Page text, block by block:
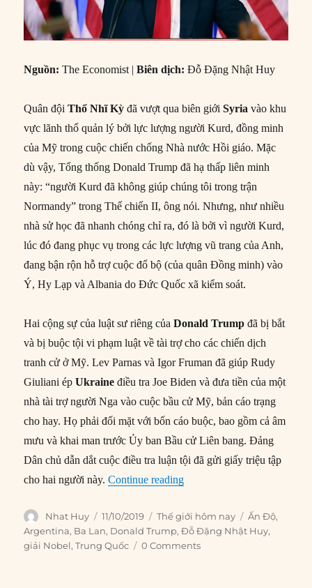
Nguồn: The Economist |Biên dịch: Đỗ Đặng Nhật Huy
Quân độiThổ Nhĩ Kỳ đã vượt qua biên giớiSyria vào khu
vực lãnh thổ quản lý bởi lực lượng người Kurd, đồng minh
của Mỹ trong cuộc chiến chống Nhà nước Hồi giáo. Mặc
dù vậy, Tổng thống Donald Trump đã hạ thấp liên minh
này: “người Kurd đã không giúp chúng tôi trong trận
Normandy” trong Thế chiến II, ông nói. Nhưng, như nhiều
nhà sử học đã nhanh chóng chỉ ra, đó là bởi vì người Kurd,
lúc đó đang phục vụ trong các lực lượng vũ trang của Anh,
đang bận rộn hỗ trợ cuộc đổ bộ (của quân Đồng minh) vào
Ý, Hy Lạp và Albania do Đức Quốc xã kiểm soát.
Hai cộng sự của luật sư riêng củaDonald Trump đã bị bắt
và bị buộc tội vi phạm luật về tài trợ cho các chiến dịch
tranh cử ở Mỹ. Lev Parnas và Igor Fruman đã giúp Rudy
Giuliani épUkraine điều tra Joe Biden và đưa tiền của một
nhà tài trợ người Nga vào cuộc bầu cử Mỹ, bản cáo trạng
cho hay. Họ phải đối mặt với bốn cáo buộc, bao gồm cả âm
mưu và khai man trước Ủy ban Bầu cử Liên bang. Đảng
Dân chủ dẫn dắt cuộc điều tra luận tội đã gửi giấy triệu tập
cho hai người này.Continue reading“Thế giới hôm nay: 11/10/
Author
Nhat Huy
Posted
on
11/10/2019 Categories
Thế giới hôm nay Tags
Ấn Độ,
Argentina, Ba Lan, Donald Trump,Đỗ Đặng Nhật Huy,
giải Nobel,Trung Quốc 0 Comments